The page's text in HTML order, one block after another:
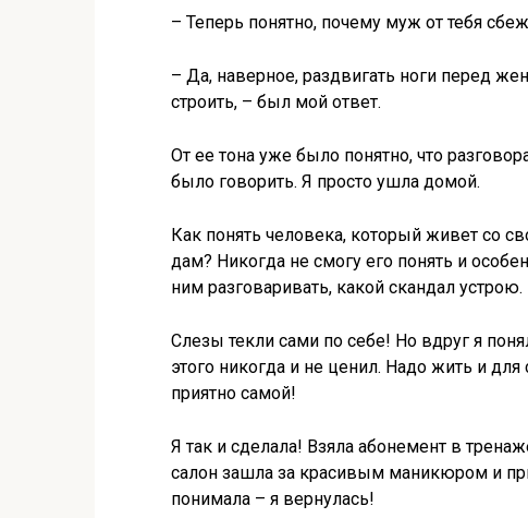
– Теперь понятно, почему муж от тебя
– Да, наверное, раздвигать ноги перед
строить, – был мой ответ.
От ее тона уже было понятно, что
было говорить. Я просто ушла домой.
Как понять человека, который живет со
дам? Никогда не смогу его понять и
ним разговаривать, какой скандал устрою.
Слезы текли сами по себе! Но вдруг я
этого никогда и не ценил. Надо жить и для
приятно самой!
Я так и сделала! Взяла абонемент в
салон зашла за красивым маникюром и
понимала – я вернулась!